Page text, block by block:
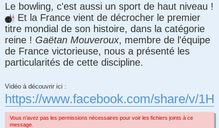
Le bowling, c'est aussi un sport de haut niveau !
Et la France vient de décrocher le premier
titre mondial de son histoire, dans la catégorie
reine ! Gaëtan Mouveroux, membre de l'équipe
de France victorieuse, nous a présenté les
particularités de cette discipline.
Vidéo à découvrir ici :
https://www.facebook.com/share/v/
Vous n’avez pas les permissions nécessaires pour voir les fichiers joints à ce
message.